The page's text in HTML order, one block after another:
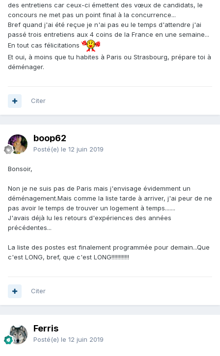
des entretiens car ceux-ci émettent des vœux de candidats, le
concours ne met pas un point final à la concurrence...
Bref quand j'ai été reçue je n'ai pas eu le temps d'attendre j'ai
passé trois entretiens aux 4 coins de la France en une semaine...
En tout cas félicitations
Et oui, à moins que tu habites à Paris ou Strasbourg, prépare toi à
déménager.
Citer
boop62
Posté(e) le 12 juin 2019
Bonsoir,
Non je ne suis pas de Paris mais j'envisage évidemment un
déménagement.Mais comme la liste tarde à arriver, j'ai peur de ne
pas avoir le temps de trouver un logement à temps.......
J'avais déjà lu les retours d'expériences des années
précédentes...
La liste des postes est finalement programmée pour demain...Que
c'est LONG, bref, que c'est LONG!!!!!!!!!!!!
Citer
Ferris
Posté(e) le 12 juin 2019